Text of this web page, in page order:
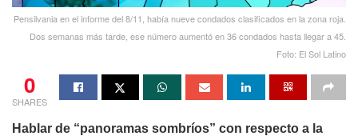
Pensilvania en el informe del 8/11, había nueve condados clasificados en la zona roja.
Dos semanas más tarde, ese número aumentó en 36 condados hasta llegar a 45.
Foto: El Sol Latino
0
SHARES
Hablar de “panoramas sombríos” con respecto a la